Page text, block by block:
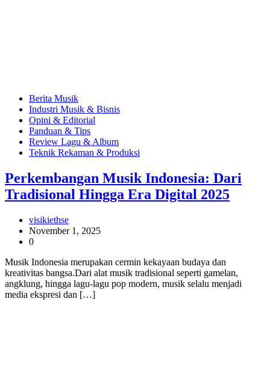
Berita Musik
Industri Musik & Bisnis
Opini & Editorial
Panduan & Tips
Review Lagu & Album
Teknik Rekaman & Produksi
Perkembangan Musik Indonesia: Dari
Tradisional Hingga Era Digital 2025
visikiethse
November 1, 2025
0
Musik Indonesia merupakan cermin kekayaan budaya dan
kreativitas bangsa.Dari alat musik tradisional seperti gamelan,
angklung, hingga lagu-lagu pop modern, musik selalu menjadi
media ekspresi dan […]